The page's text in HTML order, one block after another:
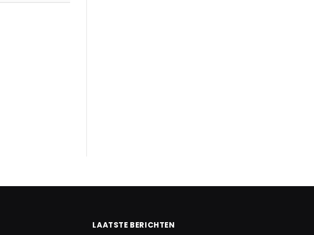
LAATSTE BERICHTEN